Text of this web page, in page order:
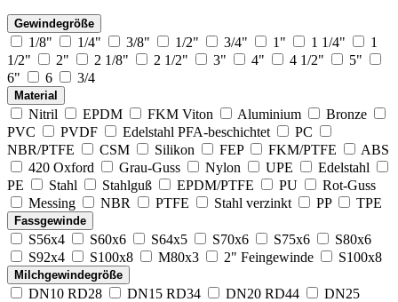
Gewindegröße
1/8" 1/4" 3/8" 1/2" 3/4" 1" 1 1/4"
1
1/2"
2" 2 1/8" 2 1/2" 3" 4" 4 1/2"
5"
6"
6 3/4
Material
Nitril EPDM FKM Viton Aluminium
Bronze
PVC
PVDF Edelstahl PFA-beschichtet
PC
NBR/PTFE
CSM Silikon FEP FKM/PTFE
ABS
420 Oxford
Grau-Guss Nylon UPE
Edelstahl
PE
Stahl Stahlguß EPDM/PTFE PU
Rot-Guss
Messing
NBR PTFE Stahl verzinkt PP TPE
Fassgewinde
S56x4 S60x6 S64x5 S70x6 S75x6
S80x6
S92x4
S100x8 M80x3 2" Feingewinde S100x8
Milchgewindegröße
DN10 RD28 DN15 RD34 DN20 RD44
DN25